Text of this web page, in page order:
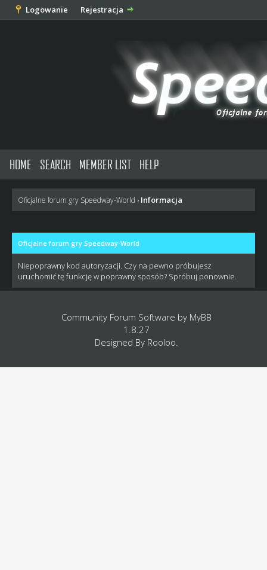
Logowanie Rejestracja
HOME SEARCH MEMBER LIST HELP
Oficjalne forum gry Speedway-World › Informacja
Oficjalne forum gry Speedway-World
Niepoprawny kod autoryzacji. Czy na pewno próbujesz
uruchomić tę funkcję w poprawny sposób? Spróbuj ponownie.
Community Forum Software by MyBB
1.8.27
Designed By Rooloo.